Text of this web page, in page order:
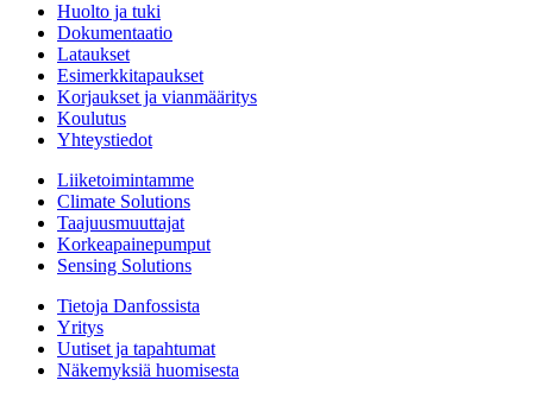
Huolto ja tuki
Dokumentaatio
Lataukset
Esimerkkitapaukset
Korjaukset ja vianmääritys
Koulutus
Yhteystiedot
Liiketoimintamme
Climate Solutions
Taajuusmuuttajat
Korkeapainepumput
Sensing Solutions
Tietoja Danfossista
Yritys
Uutiset ja tapahtumat
Näkemyksiä huomisesta